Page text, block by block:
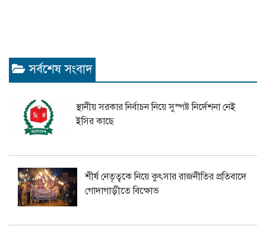
সর্বশেষ সংবাদ
স্থানীয় সরকার নির্বাচন নিয়ে সুস্পষ্ট নির্দেশনা নেই
ইসির কাছে
শীর্ষ নেতৃত্বকে নিয়ে কুৎসার রাজনীতির প্রতিবাদে
গোদাগাড়ীতে বিক্ষোভ